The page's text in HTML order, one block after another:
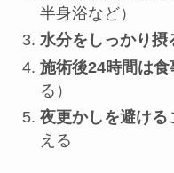
半身浴など）
水分をしっかり摂
施術後24時間は
る）
夜更かしを避ける
える